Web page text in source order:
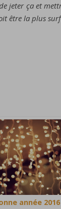
jeter ça et
être la plus
année